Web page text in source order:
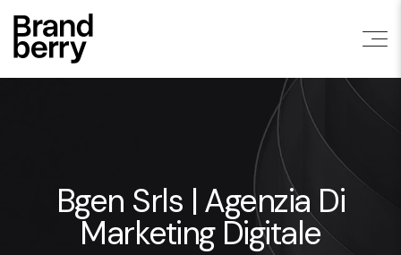
Bgen Srls | Agenzia Di
Marketing Digitale